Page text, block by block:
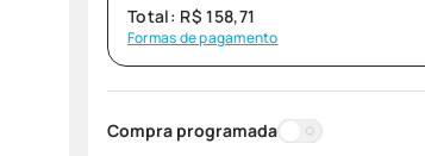
Total: R$ 158,71
Formas de pagamento
Compra programada